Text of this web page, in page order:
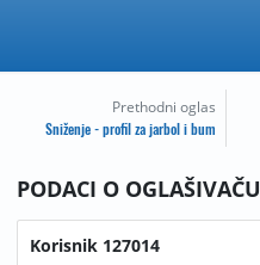
Prethodni oglas
Sniženje - profil za jarbol i bum
PODACI O OGLAŠIVAČU
Korisnik 127014